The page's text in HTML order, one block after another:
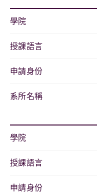
學院
授課語言
申請身份
系所名稱
學院
授課語言
申請身份